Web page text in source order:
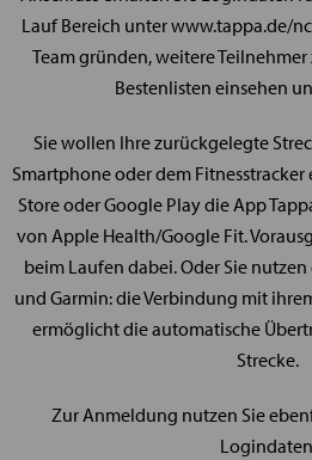
Lauf Bereich unter www.tappa.de/
Team gründen, weitere
Bestenlisten einsehen
Sie wollen Ihre zurückgelegte
Smartphone oder dem Fitnesstracker
Store oder Google Play die App
von Apple Health/Google Fit.
beim Laufen dabei. Oder Sie
und Garmin: die Verbindung mit
ermöglicht die automatische
Strecke.
Zur Anmeldung nutzen Sie